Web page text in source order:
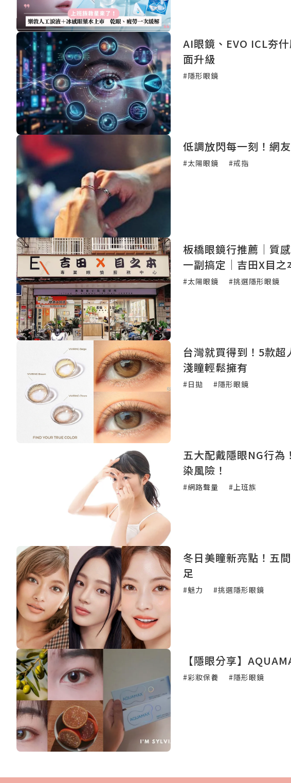
AI眼鏡、EVO ICL夯
面升級
#隱形眼鏡
低調放閃每一刻！網
#太陽眼鏡 #戒指
板橋眼鏡行推薦｜質
一副搞定｜吉田X目之
#太陽眼鏡 #挑選隱形眼鏡
台灣就買得到！5款
淺瞳輕鬆擁有
#日拋 #隱形眼鏡
五大配戴隱眼NG行為
染風險！
#網路聲量 #上班族
冬日美瞳新亮點！五
足
#魅力 #挑選隱形眼鏡
【隱眼分享】
#彩妝保養 #隱形眼鏡